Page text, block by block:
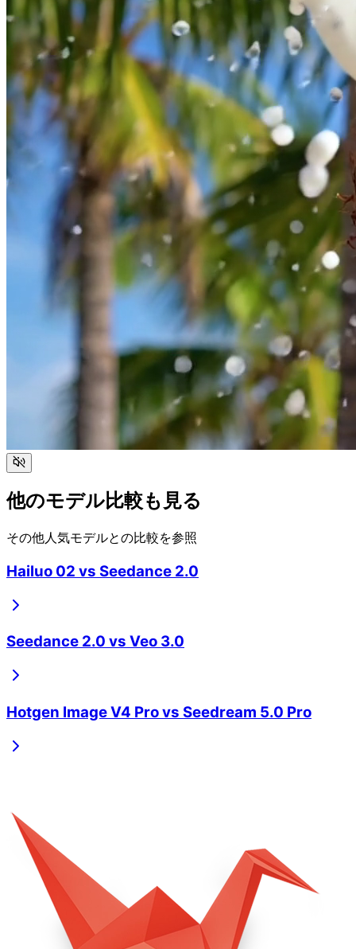
他のモデル比較も見る
その他人気モデルとの比較を参照
Hailuo 02 vs Seedance 2.0
Seedance 2.0 vs Veo 3.0
Hotgen Image V4 Provs Seedream 5.0 Pro